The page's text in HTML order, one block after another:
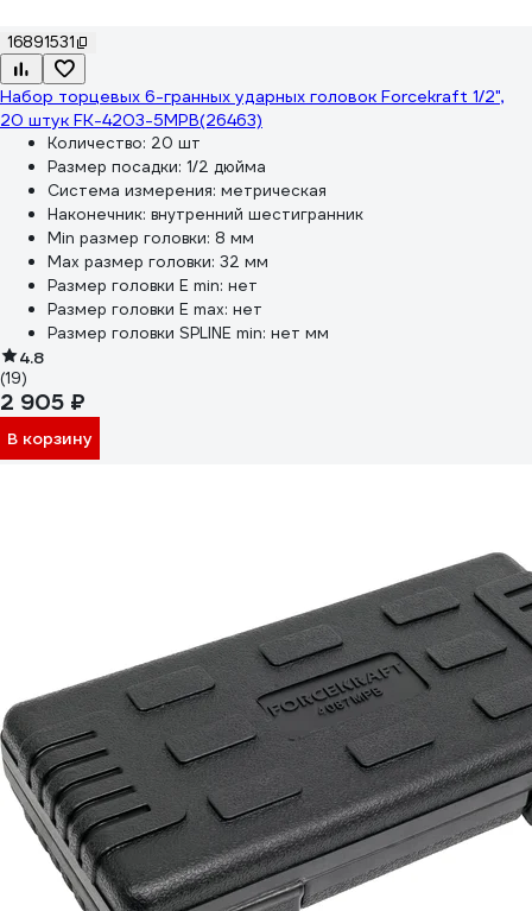
16891531
Набор торцевых 6-гранных ударных головок Forcekraft 1/2",
20 штук FK-4203-5MPB(26463)
Количество: 20 шт
Размер посадки: 1/2 дюйма
Система измерения: метрическая
Наконечник: внутренний шестигранник
Min размер головки: 8 мм
Max размер головки: 32 мм
Размер головки E min: нет
Размер головки E max: нет
Размер головки SPLINE min: нет мм
4.8
(19)
2 905 ₽
В корзину